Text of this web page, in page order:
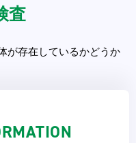
査
が存在しているかどうか